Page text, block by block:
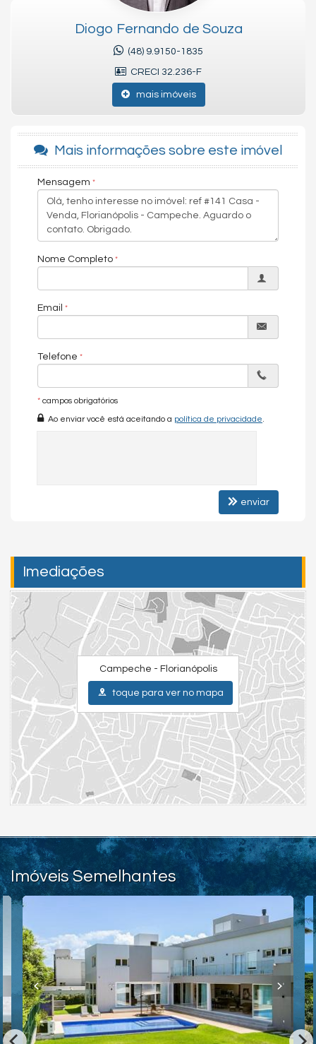
ambiental permanente. Nenhum outro empreendimento
poderá ser construído entre você e o oceano.
A infraestrutura de lazer é completa: piscina externa aquecida,
coworking, kids club, games, espaço gourmet, salão de festas e
em maio de 2030.
CFL: a construtora que transformou o padrão do mercado
imobiliário de Florianópolis.
Venha tomar um café comigo!
Atenciosamente,
CRECI-SC 32.236
Diogo Fernando de Souza
(48) 9.9150-1835
CRECI 32.236-F
mais imóveis
Mais informações sobre este imóvel
Mensagem
Nome Completo
Email
Telefone
* campos obrigatórios
Ao enviar você está aceitando a política de privacidade.
enviar
Imediações
Campeche - Florianópolis
toque para ver no mapa
Imóveis Semelhantes